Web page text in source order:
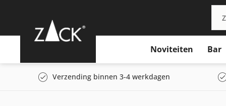
Noviteiten Bar
Verzending binnen 3-4 werkdagen